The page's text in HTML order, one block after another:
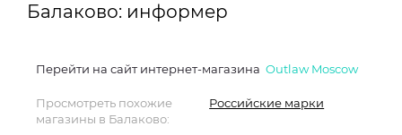
Балаково: информер
Перейти на сайт интернет-магазина Outlaw Moscow
Просмотреть похожие
магазины в Балаково:
Российские марки